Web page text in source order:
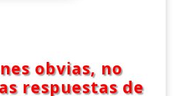
obvias, no
respuestas de